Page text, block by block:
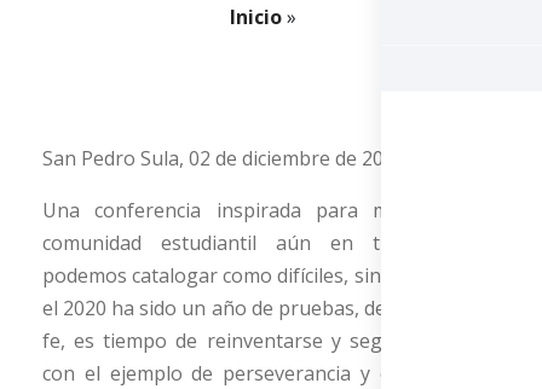
Inicio»
San Pedro Sula, 02 de diciembre de 2020
Una conferencia inspirada para motivar a la
comunidad estudiantil aún en tiempos que
podemos catalogar como difíciles, sin lugar a duda
el 2020 ha sido un año de pruebas, de fortaleza de
fe, es tiempo de reinventarse y seguir adelante,
con el ejemplo de perseverancia y éxito de don